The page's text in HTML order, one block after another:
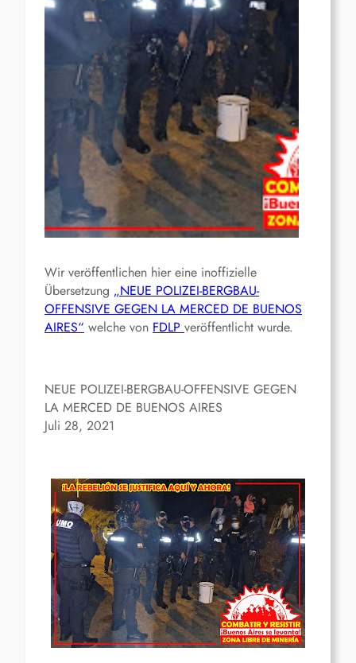
Wir veröffentlichen hier eine inoffizielle
Übersetzung „NEUE POLIZEI-BERGBAU-
OFFENSIVE GEGEN LA MERCED DE BUENOS
AIRES“ welche von FDLP veröffentlicht wurde.
NEUE POLIZEI-BERGBAU-OFFENSIVE GEGEN
LA MERCED DE BUENOS AIRES
Juli 28, 2021